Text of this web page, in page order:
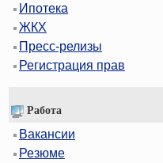
Ипотека
ЖКХ
Пресс-релизы
Регистрация прав
Работа
Вакансии
Резюме